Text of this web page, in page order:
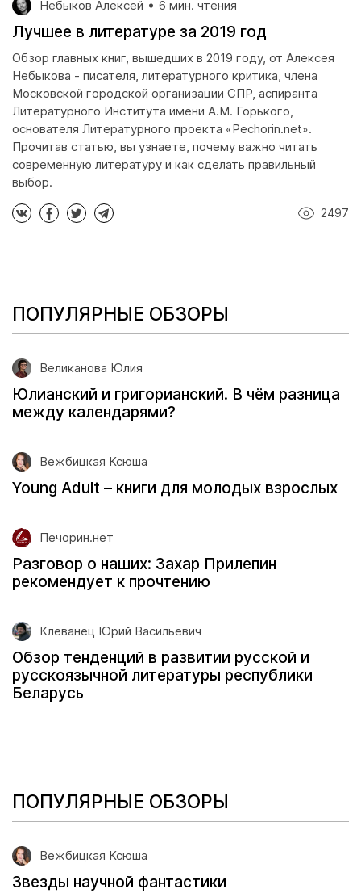
Небыков Алексей 6 мин. чтения
Лучшее в литературе за 2019 год
Обзор главных книг, вышедших в 2019 году, от Алексея
Небыкова - писателя, литературного критика, члена
Московской городской организации СПР, аспиранта
Литературного Института имени А.М. Горького,
основателя Литературного проекта «Pechorin.net».
Прочитав статью, вы узнаете, почему важно читать
современную литературу и как сделать правильный
выбор.
2497
ПОПУЛЯРНЫЕ ОБЗОРЫ
Великанова Юлия
Юлианский и григорианский. В чём разница
между календарями?
Вежбицкая Ксюша
Young Adult – книги для молодых взрослых
Печорин.нет
Разговор о наших: Захар Прилепин
рекомендует к прочтению
Клеванец Юрий Васильевич
Обзор тенденций в развитии русской и
русскоязычной литературы республики
Беларусь
ПОПУЛЯРНЫЕ ОБЗОРЫ
Вежбицкая Ксюша
Звезды научной фантастики